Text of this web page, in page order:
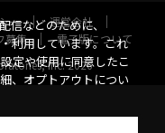
ー
運営会社
募集
電子版について
Inc. 2026
信などのために、
利用しています。これ
定や使用に同意したこ
、オプトアウトについ